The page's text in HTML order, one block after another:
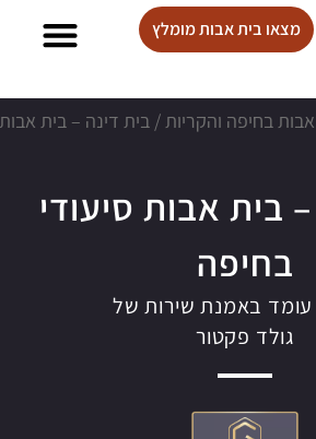
מצאו בית אבות מומלץ
בחיפה והקריות/ בית דינה – בית אבות
בית אבות סיעודי
בחיפה
עומד באמנת שירות של
גולד פקטור